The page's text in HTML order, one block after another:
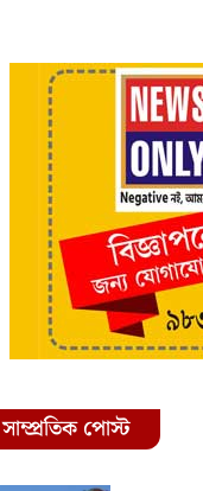
সাম্প্রতিক পোস্ট